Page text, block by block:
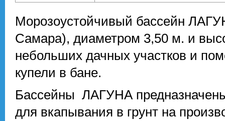
Морозоустойчивый бассейн
Самара), диаметром 3,50 м. и
небольших дачных участков и
купели в бане.
Бассейны ЛАГУНА
для вкапывания в грунт на